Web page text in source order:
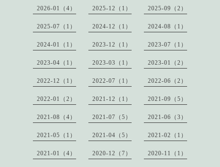
2026-01（4） 2025-12（1） 2025-09（2）
2025-07（1） 2024-12（1） 2024-08（1）
2024-01（1） 2023-12（1） 2023-07（1）
2023-04（1） 2023-03（1） 2023-01（2）
2022-12（1） 2022-07（1） 2022-06（2）
2022-01（2） 2021-12（1） 2021-09（5）
2021-08（4） 2021-07（5） 2021-06（3）
2021-05（1） 2021-04（5） 2021-02（1）
2021-01（4） 2020-12（7） 2020-11（1）